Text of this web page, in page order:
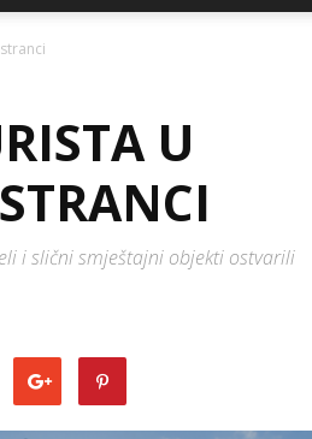
Magazine
U
i slični smještajni objekti ostvarili